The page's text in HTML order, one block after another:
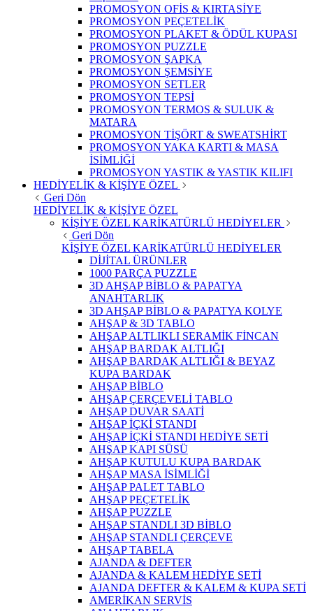
PROMOSYON OFİS & KIRTASİYE
PROMOSYON PEÇETELİK
PROMOSYON PLAKET & ÖDÜL KUPASI
PROMOSYON PUZZLE
PROMOSYON ŞAPKA
PROMOSYON ŞEMSİYE
PROMOSYON SETLER
PROMOSYON TEPSİ
PROMOSYON TERMOS & SULUK &
MATARA
PROMOSYON TİŞÖRT & SWEATSHİRT
PROMOSYON YAKA KARTI & MASA
İSİMLİĞİ
PROMOSYON YASTIK & YASTIK KILIFI
HEDİYELİK & KİŞİYE ÖZEL
Geri Dön
HEDİYELİK & KİŞİYE ÖZEL
KİŞİYE ÖZEL KARİKATÜRLÜ HEDİYELER
Geri Dön
KİŞİYE ÖZEL KARİKATÜRLÜ HEDİYELER
DİJİTAL ÜRÜNLER
1000 PARÇA PUZZLE
3D AHŞAP BİBLO & PAPATYA
ANAHTARLIK
3D AHŞAP BİBLO & PAPATYA KOLYE
AHŞAP & 3D TABLO
AHŞAP ALTLIKLI SERAMİK FİNCAN
AHŞAP BARDAK ALTLIĞI
AHŞAP BARDAK ALTLIĞI & BEYAZ
KUPA BARDAK
AHŞAP BİBLO
AHŞAP ÇERÇEVELİ TABLO
AHŞAP DUVAR SAATİ
AHŞAP İÇKİ STANDI
AHŞAP İÇKİ STANDI HEDİYE SETİ
AHŞAP KAPI SÜSÜ
AHŞAP KUTULU KUPA BARDAK
AHŞAP MASA İSİMLİĞİ
AHŞAP PALET TABLO
AHŞAP PEÇETELİK
AHŞAP PUZZLE
AHŞAP STANDLI 3D BİBLO
AHŞAP STANDLI ÇERÇEVE
AHŞAP TABELA
AJANDA & DEFTER
AJANDA & KALEM HEDİYE SETİ
AJANDA DEFTER & KALEM & KUPA SETİ
AMERİKAN SERVİS